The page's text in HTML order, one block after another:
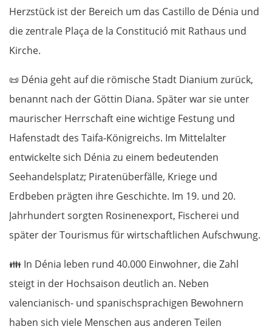
Herzstück ist der Bereich um das Castillo de Dénia und
die zentrale Plaça de la Constitució mit Rathaus und
Kirche.
📜 Dénia geht auf die römische Stadt Dianium zurück,
benannt nach der Göttin Diana. Später war sie unter
maurischer Herrschaft eine wichtige Festung und
Hafenstadt des Taifa-Königreichs. Im Mittelalter
entwickelte sich Dénia zu einem bedeutenden
Seehandelsplatz; Piratenüberfälle, Kriege und
Erdbeben prägten ihre Geschichte. Im 19. und 20.
Jahrhundert sorgten Rosinenexport, Fischerei und
später der Tourismus für wirtschaftlichen Aufschwung.
👪 In Dénia leben rund 40.000 Einwohner, die Zahl
steigt in der Hochsaison deutlich an. Neben
valencianisch- und spanischsprachigen Bewohnern
haben sich viele Menschen aus anderen Teilen